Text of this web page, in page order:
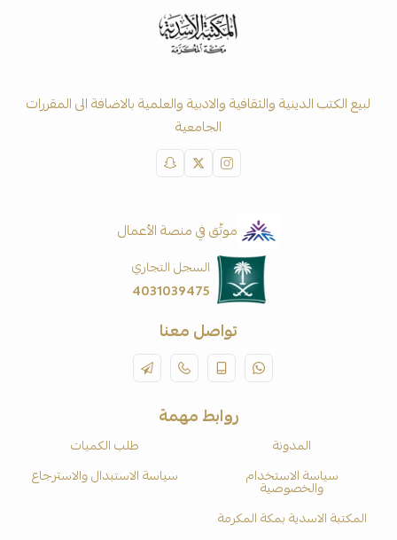
لبيع الكتب الدينية والثقافية والادبية والعلمية بالاضافة الى المقررات
الجامعية
موثّق في منصة الأعمال
السجل التجاري
4031039475
تواصل معنا
روابط مهمة
المدونة
طلب الكميات
سياسة الاستخدام
والخصوصية
سياسة الاستبدال والاسترجاع
المكتبة الاسدية بمكة المكرمة